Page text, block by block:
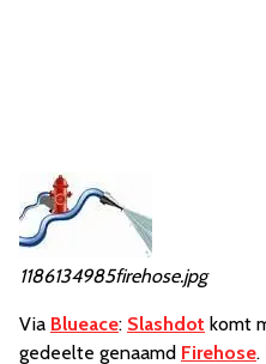
1186134985firehose.jpg
Via Blueace: Slashdot komt
gedeelte genaamd Firehose.